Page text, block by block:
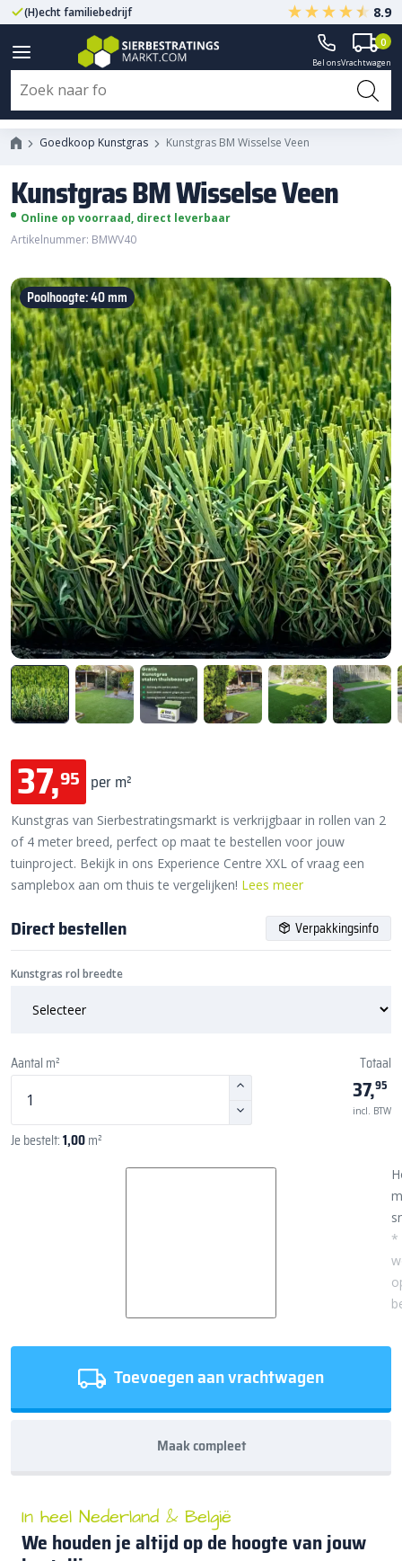
(H)echt familiebedrijf Gegarandeerd A-kwaliteit
8.9
Bel onsVrachtwagen
0
Goedkoop Kunstgras Kunstgras BM Wisselse Veen
Kunstgras BM Wisselse Veen
Online op voorraad, direct leverbaar
Artikelnummer: BMWV40
Poolhoogte: 40 mm
37,95 per m²
Kunstgras van Sierbestratingsmarkt is verkrijgbaar in rollen van 2
of 4 meter breed, perfect op maat te bestellen voor jouw
tuinproject. Bekijk in ons Experience Centre XXL of vraag een
samplebox aan om thuis te vergelijken! Lees meer
Direct bestellen Verpakkingsinfo
Kunstgras rol breedte
Aantal m²
Je bestelt:1,00m²
Totaal
37,95
incl. BTW
*
Toevoegen aan vrachtwagen
Maak compleet
In heel Nederland & België
We houden je altijd op de hoogte van jouw
Kunstgras BM Wisselse Veen